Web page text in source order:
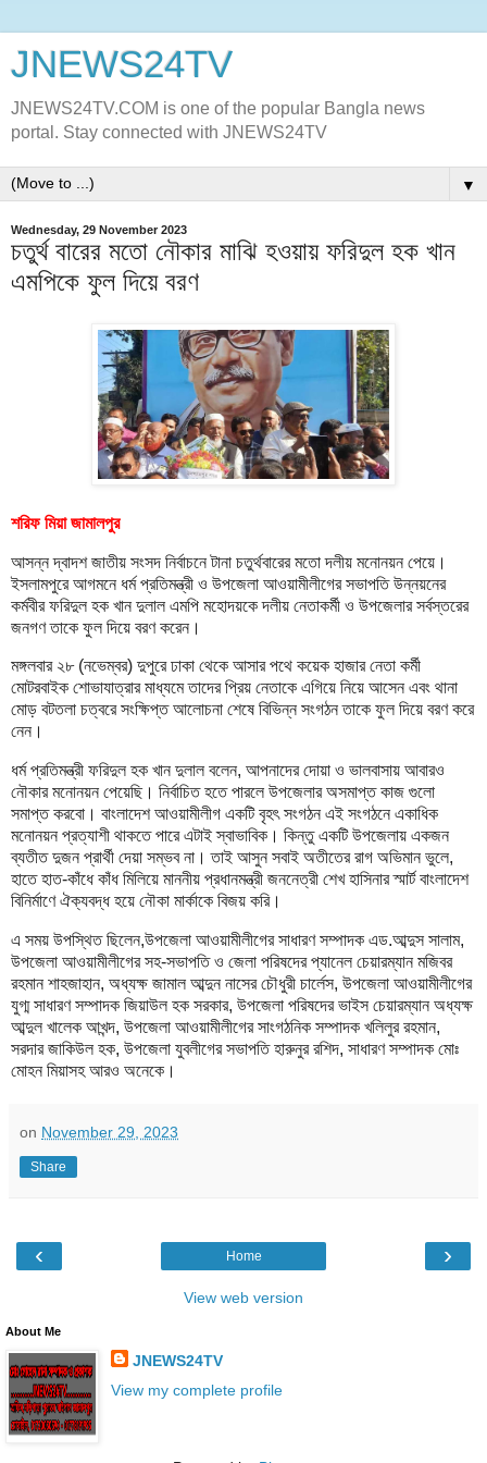
JNEWS24TV
JNEWS24TV.COM is one of the popular Bangla news
portal. Stay connected with JNEWS24TV
▼
Wednesday, 29 November 2023
চতুর্থ বারের মতো নৌকার মাঝি হওয়ায় ফরিদুল হক খান
এমপিকে ফুল দিয়ে বরণ
শরিফ মিয়া জামালপুর
আসন্ন দ্বাদশ জাতীয় সংসদ নির্বাচনে টানা চতুর্থবারের মতো দলীয় মনোনয়ন পেয়ে।
ইসলামপুরে আগমনে ধর্ম প্রতিমন্ত্রী ও উপজেলা আওয়ামীলীগের সভাপতি উন্নয়নের
কর্মবীর ফরিদুল হক খান দুলাল এমপি মহোদয়কে দলীয় নেতাকর্মী ও উপজেলার সর্বস্তরের
জনগণ তাকে ফুল দিয়ে বরণ করেন।
মঙ্গলবার ২৮ (নভেম্বর) দুপুরে ঢাকা থেকে আসার পথে কয়েক হাজার নেতা কর্মী
মোটরবাইক শোভাযাত্রার মাধ্যমে তাদের প্রিয় নেতাকে এগিয়ে নিয়ে আসেন এবং থানা
মোড় বটতলা চত্বরে সংক্ষিপ্ত আলোচনা শেষে বিভিন্ন সংগঠন তাকে ফুল দিয়ে বরণ করে
নেন।
ধর্ম প্রতিমন্ত্রী ফরিদুল হক খান দুলাল বলেন, আপনাদের দোয়া ও ভালবাসায় আবারও
নৌকার মনোনয়ন পেয়েছি। নির্বাচিত হতে পারলে উপজেলার অসমাপ্ত কাজ গুলো
সমাপ্ত করবো। বাংলাদেশ আওয়ামীলীগ একটি বৃহৎ সংগঠন এই সংগঠনে একাধিক
মনোনয়ন প্রত্যাশী থাকতে পারে এটাই স্বাভাবিক। কিন্তু একটি উপজেলায় একজন
ব্যতীত দুজন প্রার্থী দেয়া সম্ভব না। তাই আসুন সবাই অতীতের রাগ অভিমান ভুলে,
হাতে হাত-কাঁধে কাঁধ মিলিয়ে মাননীয় প্রধানমন্ত্রী জননেত্রী শেখ হাসিনার স্মার্ট বাংলাদেশ
বিনির্মাণে ঐক্যবদ্ধ হয়ে নৌকা মার্কাকে বিজয় করি।
এ সময় উপস্থিত ছিলেন,উপজেলা আওয়ামীলীগের সাধারণ সম্পাদক এড.আব্দুস সালাম,
উপজেলা আওয়ামীলীগের সহ-সভাপতি ও জেলা পরিষদের প্যানেল চেয়ারম্যান মজিবর
রহমান শাহজাহান, অধ্যক্ষ জামাল আব্দুন নাসের চৌধুরী চার্লেস, উপজেলা আওয়ামীলীগের
যুগ্ম সাধারণ সম্পাদক জিয়াউল হক সরকার, উপজেলা পরিষদের ভাইস চেয়ারম্যান অধ্যক্ষ
আব্দুল খালেক আখন্দ, উপজেলা আওয়ামীলীগের সাংগঠনিক সম্পাদক খলিলুর রহমান,
সরদার জাকিউল হক, উপজেলা যুবলীগের সভাপতি হারুনুর রশিদ, সাধারণ সম্পাদক মোঃ
মোহন মিয়াসহ আরও অনেকে।
on November 29, 2023
Share
‹ ›
Home
View web version
About Me
JNEWS24TV
View my complete profile